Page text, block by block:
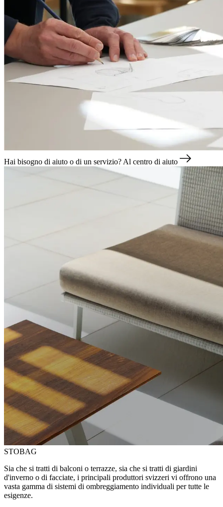
Hai bisogno di aiuto o di un servizio? Al centro di aiuto
STOBAG
Sia che si tratti di balconi o terrazze, sia che si tratti di giardini
d'inverno o di facciate, i principali produttori svizzeri vi offrono una
vasta gamma di sistemi di ombreggiamento individuali per tutte le
esigenze.